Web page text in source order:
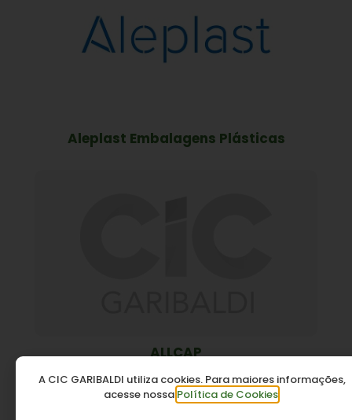
Aleplast Embalagens Plásticas
ALLCAP
A CIC GARIBALDI utiliza cookies. Para maiores informações,
acesse nossa Política de Cookies.